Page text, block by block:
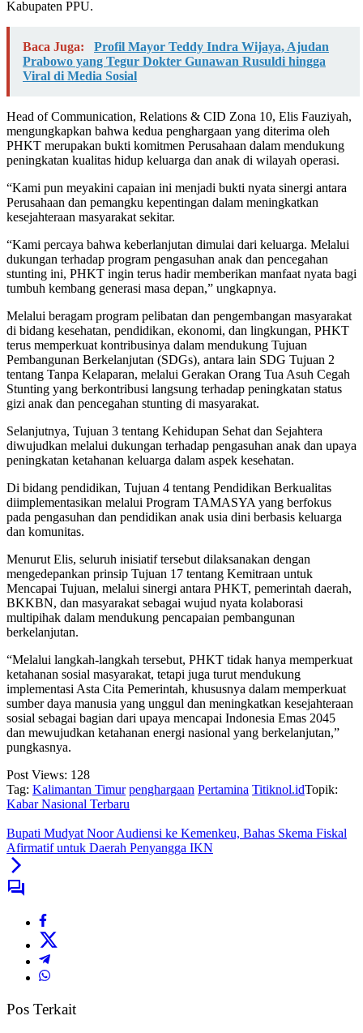
Kabupaten PPU.
Baca Juga:
Profil Mayor Teddy Indra Wijaya, Ajudan
Prabowo yang Tegur Dokter Gunawan Rusuldi hingga
Viral di Media Sosial
Head of Communication, Relations & CID Zona 10, Elis Fauziyah,
mengungkapkan bahwa kedua penghargaan yang diterima oleh
PHKT merupakan bukti komitmen Perusahaan dalam mendukung
peningkatan kualitas hidup keluarga dan anak di wilayah operasi.
“Kami pun meyakini capaian ini menjadi bukti nyata sinergi antara
Perusahaan dan pemangku kepentingan dalam meningkatkan
kesejahteraan masyarakat sekitar.
“Kami percaya bahwa keberlanjutan dimulai dari keluarga. Melalui
dukungan terhadap program pengasuhan anak dan pencegahan
stunting ini, PHKT ingin terus hadir memberikan manfaat nyata bagi
tumbuh kembang generasi masa depan,” ungkapnya.
Melalui beragam program pelibatan dan pengembangan masyarakat
di bidang kesehatan, pendidikan, ekonomi, dan lingkungan, PHKT
terus memperkuat kontribusinya dalam mendukung Tujuan
Pembangunan Berkelanjutan (SDGs), antara lain SDG Tujuan 2
tentang Tanpa Kelaparan, melalui Gerakan Orang Tua Asuh Cegah
Stunting yang berkontribusi langsung terhadap peningkatan status
gizi anak dan pencegahan stunting di masyarakat.
Selanjutnya, Tujuan 3 tentang Kehidupan Sehat dan Sejahtera
diwujudkan melalui dukungan terhadap pengasuhan anak dan upaya
peningkatan ketahanan keluarga dalam aspek kesehatan. ‎‎
Di bidang pendidikan, Tujuan 4 tentang Pendidikan Berkualitas
diimplementasikan melalui Program TAMASYA yang berfokus
pada pengasuhan dan pendidikan anak usia dini berbasis keluarga
dan komunitas.
Menurut Elis, seluruh inisiatif tersebut dilaksanakan dengan
mengedepankan prinsip Tujuan 17 tentang Kemitraan untuk
Mencapai Tujuan, melalui sinergi antara PHKT, pemerintah daerah,
BKKBN, dan masyarakat sebagai wujud nyata kolaborasi
multipihak dalam mendukung pencapaian pembangunan
berkelanjutan.‎‎
“Melalui langkah-langkah tersebut, PHKT tidak hanya memperkuat
ketahanan sosial masyarakat, tetapi juga turut mendukung
implementasi Asta Cita Pemerintah, khususnya dalam memperkuat
sumber daya manusia yang unggul dan meningkatkan kesejahteraan
sosial sebagai bagian dari upaya mencapai Indonesia Emas 2045
dan mewujudkan ketahanan energi nasional yang berkelanjutan,”
pungkasnya.
Post Views: 128
Tag: Kalimantan Timur penghargaan Pertamina Titiknol.idTopik:
Kabar Nasional Terbaru
‎Bupati Mudyat Noor Audiensi ke Kemenkeu, Bahas Skema Fiskal
Afirmatif untuk Daerah Penyangga IKN
Pos Terkait